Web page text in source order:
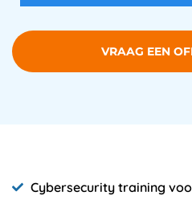
VRAAG EEN
Cybersecurity training